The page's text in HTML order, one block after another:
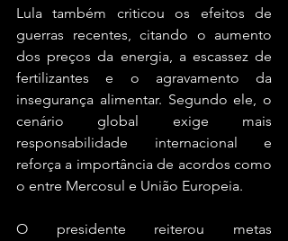
Lula também criticou os efeitos de
guerras recentes, citando o aumento
dos preços da energia, a escassez de
fertilizantes e o agravamento da
insegurança alimentar. Segundo ele, o
cenário global exige mais
responsabilidade internacional e
reforça a importância de acordos como
o entre Mercosul e União Europeia.
O presidente reiterou metas